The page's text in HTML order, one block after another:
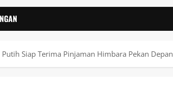
Siap Terima Pinjaman Himbara Pekan Depan